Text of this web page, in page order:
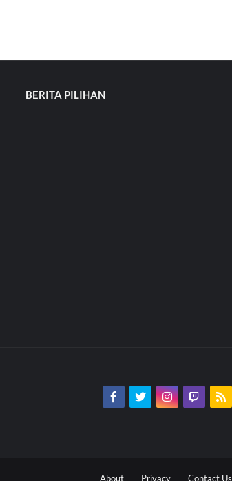
BERITA PILIHAN
About Privacy Contact Us